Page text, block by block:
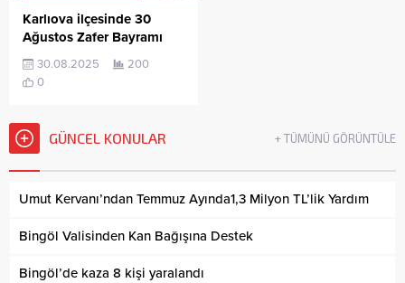
Karlıova ilçesinde 30
Ağustos Zafer Bayramı
30.08.2025
200
0
GÜNCEL KONULAR + TÜMÜNÜ GÖRÜNTÜLE
Umut Kervanı’ndan Temmuz Ayında1,3 Milyon TL’lik Yardım
Bingöl Valisinden Kan Bağışına Destek
Bingöl’de kaza 8 kişi yaralandı